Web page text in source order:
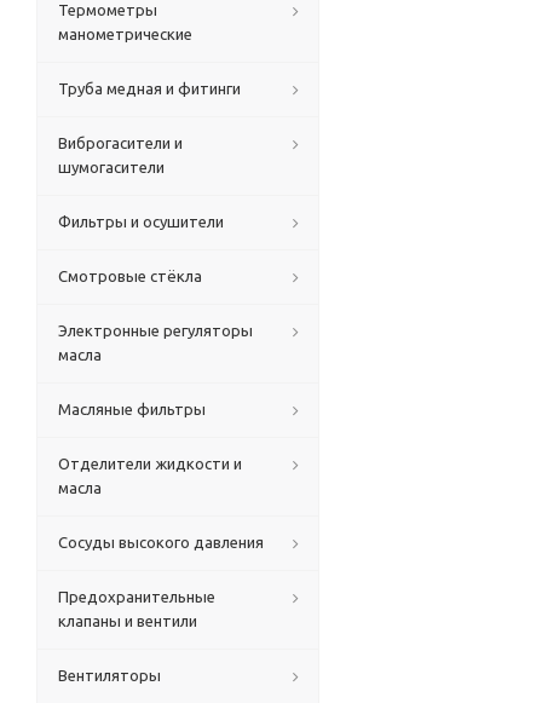
Термометры
манометрические
Труба медная и фитинги
Виброгасители и
шумогасители
Фильтры и осушители
Смотровые стёкла
Электронные регуляторы
масла
Масляные фильтры
Отделители жидкости и
масла
Сосуды высокого давления
Предохранительные
клапаны и вентили
Вентиляторы